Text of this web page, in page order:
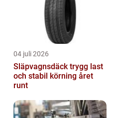
04 juli 2026
Släpvagnsdäck trygg last
och stabil körning året
runt